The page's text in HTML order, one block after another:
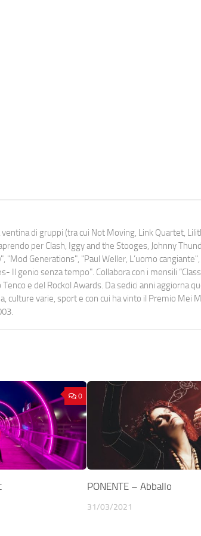
di gruppi (tra cui Not Moving, Link Quartet,
per Clash, Iggy and the Stooges, Johnny
Generations", "Paul Weller, L’uomo cangiante",
Il genio senza tempo". Collabora con i mensili
e del Rockol Awards. Da sedici anni aggiorna
culture varie, sport e con cui ha vinto il Premio Mei
0
PONENTE – Abballo
31/03/2021